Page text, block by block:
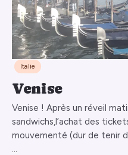
Italie
Venise
Venise ! Après un réveil
sandwichs,l’achat des
mouvementé (dur de tenir
…